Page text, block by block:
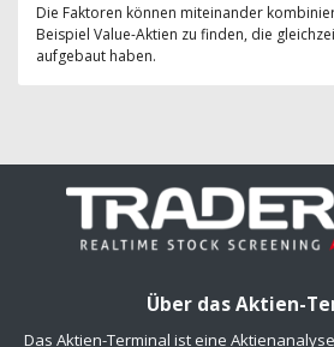
Die Faktoren können miteinander
Beispiel Value-Aktien zu finden, die
aufgebaut haben.
Über das Aktien-
Das Aktien-Terminal ist eine